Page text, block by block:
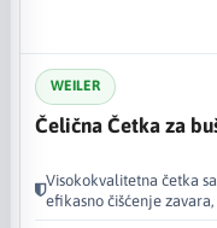
WEILER
Čelična Četka za
Visokokvalitetna četka
efikasno čišćenje